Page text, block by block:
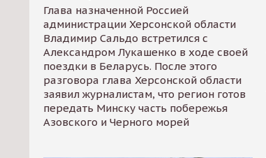
Глава назначенной Россией
администрации Херсонской области
Владимир Сальдо встретился с
Александром Лукашенко в ходе своей
поездки в Беларусь. После этого
разговора глава Херсонской области
заявил журналистам, что регион готов
передать Минску часть побережья
Азовского и Черного морей